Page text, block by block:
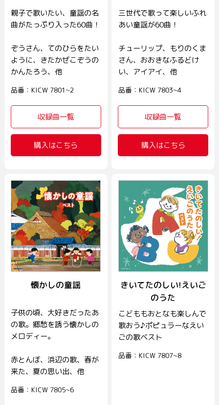
親子で歌いたい、童謡の名
曲がたっぷり入った60曲！
ぞうさん、てのひらをたい
ように、きたかぜこぞうの
かんたろう、他
品番：KICW 7801~2
収録曲一覧
購入はこちら
三世代で歌って楽しいふれ
あい童謡が60曲！
チューリップ、もりのくま
さん、おおきなふるどけ
い、アイアイ、他
品番：KICW 7803~4
収録曲一覧
購入はこちら
懐かしの童謡
子供の頃、大好きだったあ
の歌。郷愁を誘う懐かしの
メロディー。
赤とんぼ、浜辺の歌、春が
来た、夏の思い出、他
品番：KICW 7805~6
きいてたのしい!えいご
のうた
こどももおとなも楽しんで
歌おう♪ポピュラーなえい
ごの歌ベスト
品番：KICW 7807~8